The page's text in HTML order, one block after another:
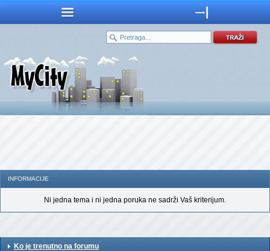
INFORMACIJE
Ni jedna tema i ni jedna poruka ne sadrži Vaš kriterijum.
Ko je trenutno na forumu